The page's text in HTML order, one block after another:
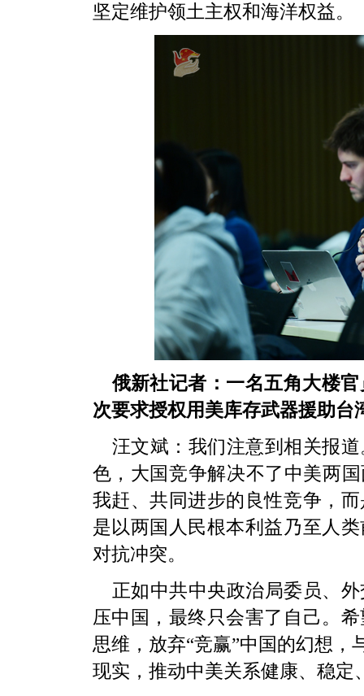
坚定维护领土主权和海洋权益。
俄新社记者：一名五角大楼
次要求授权用美库存武器援助台
汪文斌： 我们注意到相关报
色，大国竞争解决不了中美两
我赶、共同进步的良性竞争，
是以两国人民根本利益乃至人
对抗冲突。
正如中共中央政治局委员、
压中国，最终只会害了自己。
思维，放弃“竞赢”中国的幻想，
现实，推动中美关系健康、稳定